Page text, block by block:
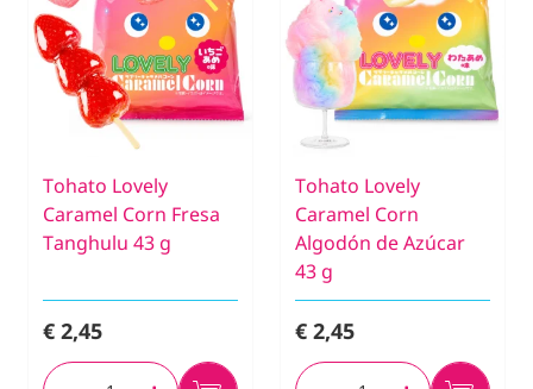
Tohato Lovely
Caramel Corn Fresa
Tanghulu 43 g
€ 2,45
Tohato Lovely
Caramel Corn
Algodón de Azúcar
43 g
€ 2,45